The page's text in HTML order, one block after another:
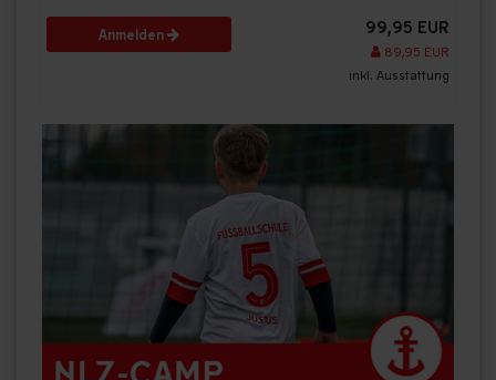
Anmelden 99,95 EUR
89,95 EUR
inkl. Ausstattung